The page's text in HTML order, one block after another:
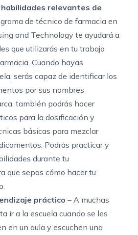
relevantes de
de técnico de farmacia en
and Technology te ayudará a
que utilizarás en tu trabajo
Cuando hayas
serás capaz de identificar los
por sus nombres
también podrás hacer
para la dosificación y
básicas para mezclar
Podrás practicar y
durante tu
que sepas cómo hacer tu
práctico – A muchas
ir a la escuela cuando se les
en un aula y escuchen una